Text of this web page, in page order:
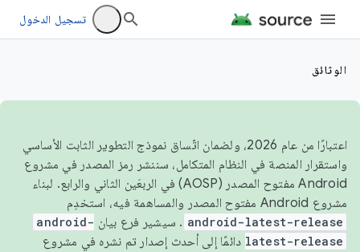
تسجيل الدخول
الوثائق
اعتبارًا من عام 2026، ولضمان اتّساق نموذج التطوير الثابت الأساسي
واستقرار المنصة في النظام المتكامل، سننشر رمز المصدر في مشروع
Android مفتوح المصدر (AOSP) في الربعَين الثاني والرابع. لبناء
مشروع Android مفتوح المصدر والمساهمة فيه، استخدِم
android-latest-release . سيشير فرع بيان android-
latest-release دائمًا إلى أحدث إصدار تم نشره في مشروع